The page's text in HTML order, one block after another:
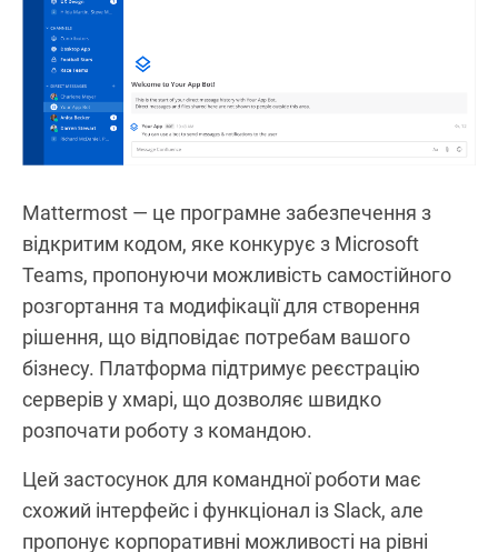
Mattermost — це програмне забезпечення з
відкритим кодом, яке конкурує з Microsoft
Teams, пропонуючи можливість самостійного
розгортання та модифікації для створення
рішення, що відповідає потребам вашого
бізнесу. Платформа підтримує реєстрацію
серверів у хмарі, що дозволяє швидко
розпочати роботу з командою.
Цей застосунок для командної роботи має
схожий інтерфейс і функціонал із Slack, але
пропонує корпоративні можливості на рівні